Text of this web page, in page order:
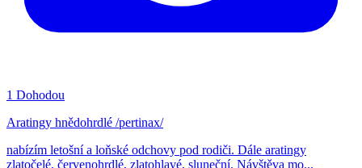
1 Dohodou
Aratingy hnědohrdlé /pertinax/
nabízím letošní a loňské odchovy pod rodiči. Dále aratingy
zlatočelé, červenohrdlé, zlatohlavé, sluneční. Návštěva mo...